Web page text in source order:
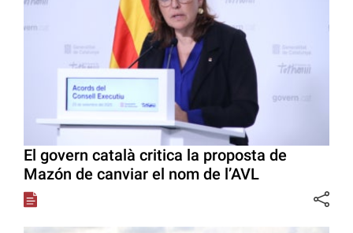
El govern català critica la proposta de
Mazón de canviar el nom de l’AVL